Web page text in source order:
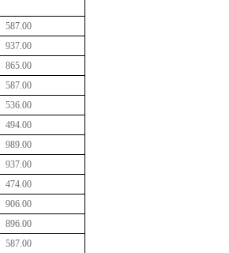
587.00
937.00
865.00
587.00
536.00
494.00
989.00
937.00
474.00
906.00
896.00
587.00